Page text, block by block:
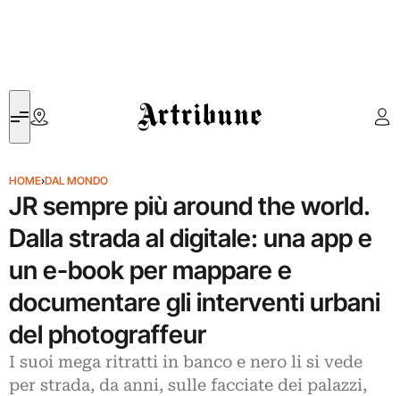
Artribune
HOME›DAL MONDO
JR sempre più around the world.
Dalla strada al digitale: una app e
un e-book per mappare e
documentare gli interventi urbani
del photograffeur
I suoi mega ritratti in banco e nero li si vede
per strada, da anni, sulle facciate dei palazzi,